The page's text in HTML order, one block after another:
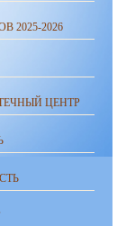
2025-2026
ЦЕНТР